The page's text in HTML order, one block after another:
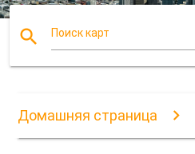
search Поиск карт
Домашняя страница